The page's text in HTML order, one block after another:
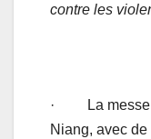
contre les
· La messe
Niang, avec